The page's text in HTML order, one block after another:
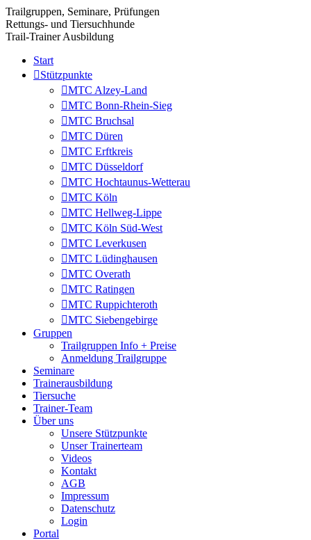
Trailgruppen, Seminare, Prüfungen
Rettungs- und Tiersuchhunde
Trail-Trainer Ausbildung
Start
Stützpunkte
MTC Alzey-Land
MTC Bonn-Rhein-Sieg
MTC Bruchsal
MTC Düren
MTC Erftkreis
MTC Düsseldorf
MTC Hochtaunus-Wetterau
MTC Köln
MTC Hellweg-Lippe
MTC Köln Süd-West
MTC Leverkusen
MTC Lüdinghausen
MTC Overath
MTC Ratingen
MTC Ruppichteroth
MTC Siebengebirge
Gruppen
Trailgruppen Info + Preise
Anmeldung Trailgruppe
Seminare
Trainerausbildung
Tiersuche
Trainer-Team
Über uns
Unsere Stützpunkte
Unser Trainerteam
Videos
Kontakt
AGB
Impressum
Datenschutz
Login
Portal